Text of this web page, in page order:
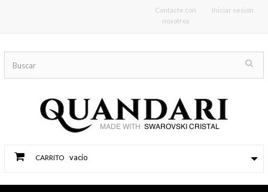
Iniciar sesión
Contacte con
nosotros
CARRITO vacío